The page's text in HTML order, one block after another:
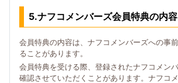
5.ナフコメンバーズ会員特典の内
会員特典の内容は、ナフコメンバーズへの事
ることがあります。
会員特典を受ける際、登録されたナフコメン
確認させていただくことがあります。ナフコ